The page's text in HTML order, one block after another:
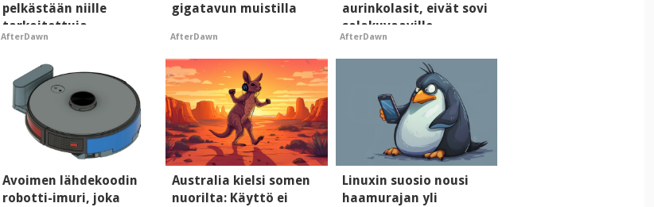
pelkästään niille
tarkoitettuja
mainoksia - vaikuttaa
tekoälyn mielikuvaan
brändistä
AfterDawn
gigatavun muistilla
AfterDawn
aurinkolasit, eivät sovi
salakuvaaville
hyypiöille
AfterDawn
Avoimen lähdekoodin
robotti-imuri, joka
Australia kielsi somen
nuorilta: Käyttö ei
Linuxin suosio nousi
haamurajan yli